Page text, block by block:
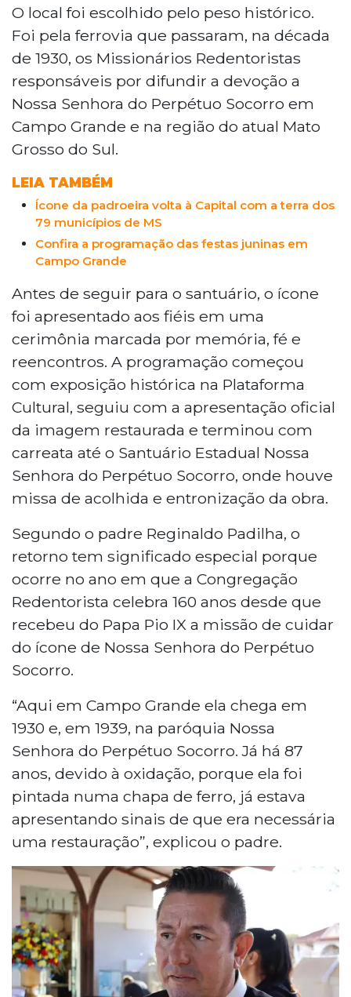
Perpétuo Socorro, padroeira de Mato
Grosso do Sul, retornou a Campo Grande
neste domingo após três meses de
restauração em São José dos Campos. A
chegada foi celebrada na Plataforma
Cultural, antiga estação ferroviária, local
por onde passaram os Missionários
Redentoristas na década de 1930. O
evento abriu a IX Festa da Padroeira e
reuniu milhares de fiéis.
O local foi escolhido pelo peso histórico.
Foi pela ferrovia que passaram, na década
de 1930, os Missionários Redentoristas
responsáveis por difundir a devoção a
Nossa Senhora do Perpétuo Socorro em
Campo Grande e na região do atual Mato
Grosso do Sul.
LEIA TAMBÉM
Ícone da padroeira volta à Capital com a terra dos
79 municípios de MS
Confira a programação das festas juninas em
Campo Grande
Antes de seguir para o santuário, o ícone
foi apresentado aos fiéis em uma
cerimônia marcada por memória, fé e
reencontros. A programação começou
com exposição histórica na Plataforma
Cultural, seguiu com a apresentação oficial
da imagem restaurada e terminou com
carreata até o Santuário Estadual Nossa
Senhora do Perpétuo Socorro, onde houve
missa de acolhida e entronização da obra.
Segundo o padre Reginaldo Padilha, o
retorno tem significado especial porque
ocorre no ano em que a Congregação
Redentorista celebra 160 anos desde que
recebeu do Papa Pio IX a missão de cuidar
do ícone de Nossa Senhora do Perpétuo
Socorro.
“Aqui em Campo Grande ela chega em
1930 e, em 1939, na paróquia Nossa
Senhora do Perpétuo Socorro. Já há 87
anos, devido à oxidação, porque ela foi
pintada numa chapa de ferro, já estava
apresentando sinais de que era necessária
uma restauração”, explicou o padre.